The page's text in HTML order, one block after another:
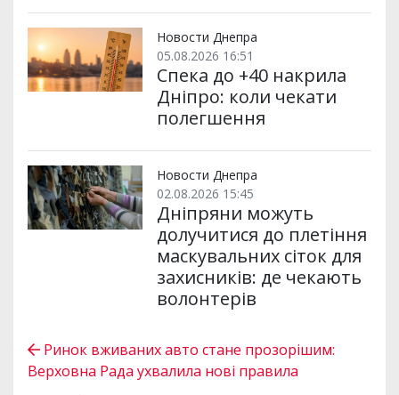
Новости Днепра
05.08.2026 16:51
Спека до +40 накрила
Дніпро: коли чекати
полегшення
Новости Днепра
02.08.2026 15:45
Дніпряни можуть
долучитися до плетіння
маскувальних сіток для
захисників: де чекають
волонтерів
Ринок вживаних авто стане прозорішим:
Верховна Рада ухвалила нові правила